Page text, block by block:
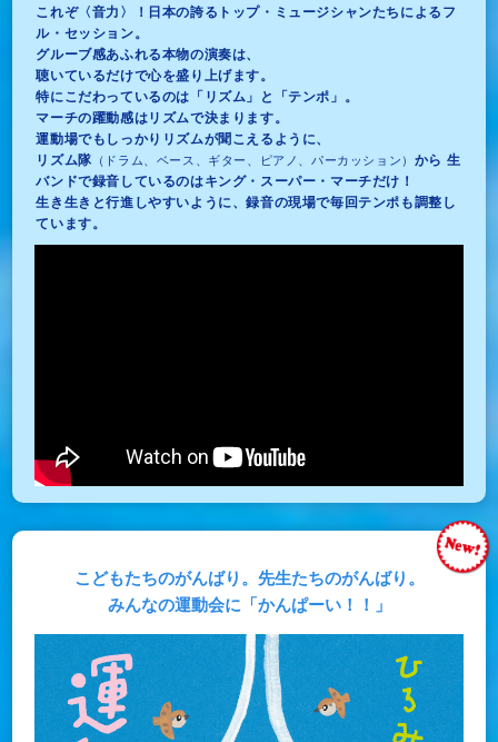
これぞ〈音力〉！日本の誇るトップ・ミュージシャンたちによるフ
ル・セッション。
グルーブ感あふれる本物の演奏は、
聴いているだけで心を盛り上げます。
特にこだわっているのは「リズム」と「テンポ」。
マーチの躍動感はリズムで決まります。
運動場でもしっかりリズムが聞こえるように、
リズム隊 （ドラム、ベース、ギター、ピアノ、パーカッション） から 生
バンドで録音しているのはキング・スーパー・マーチだけ！
生き生きと行進しやすいように、録音の現場で毎回テンポも調整し
ています。
こどもたちのがんばり。先生たちのがんばり。
みんなの運動会に「かんぱーい！！」